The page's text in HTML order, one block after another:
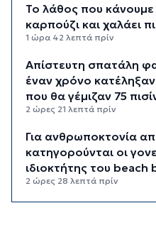
Το λάθος που
καρπούζι και χαλάει
1 ώρα 42 λεπτά πρίν
Απίστευτη σπατάλη
έναν χρόνο
που θα γέμιζαν 75
2 ώρες 21 λεπτά πρίν
Για ανθρωποκτονία
κατηγορούνται οι
ιδιοκτήτης του
2 ώρες 28 λεπτά πρίν